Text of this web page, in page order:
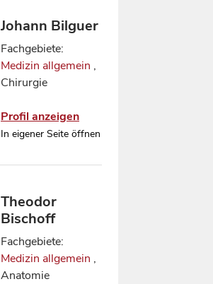
Johann Bilguer
Fachgebiete:
Medizin allgemein ,
Chirurgie
Profil anzeigen
In eigener Seite öffnen
Theodor
Bischoff
Fachgebiete:
Medizin allgemein ,
Anatomie